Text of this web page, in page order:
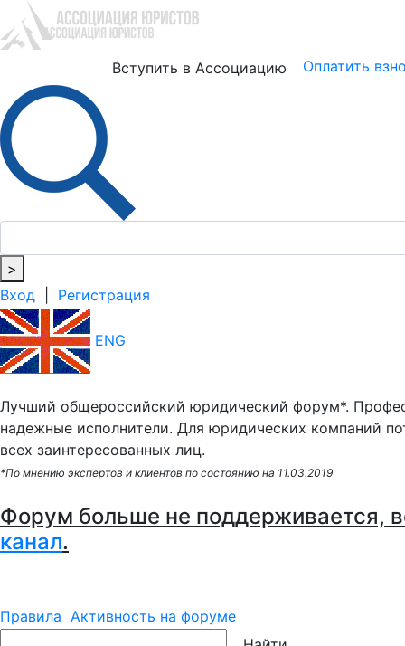
Вступить в Ассоциацию Оплатить
>
Вход
Регистрация
ENG
Лучший общероссийский юридический форум*.
надежные исполнители. Для юридических компаний
всех заинтересованных лиц.
*По мнению экспертов и клиентов по состоянию на 11.03.2019
Форум больше не поддерживается,
канал.
Правила Активность на форуме